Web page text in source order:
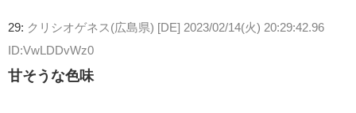
29: クリシオゲネス(広島県) [DE] 2023/02/14(火) 20:29:42.96
ID:VwLDDvWz0
甘そうな色味